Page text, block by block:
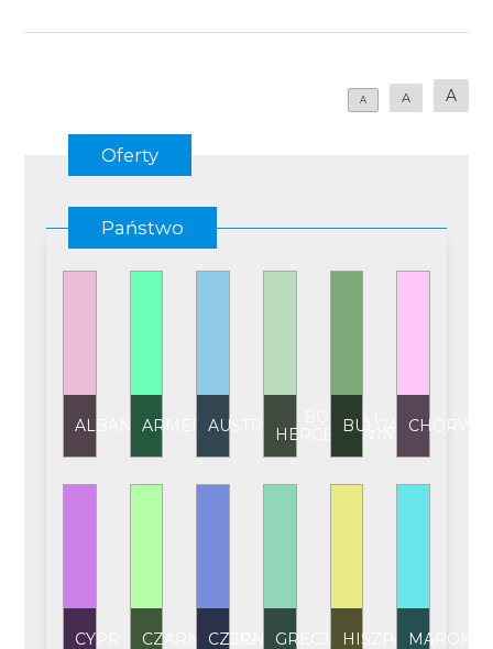
A A A
Oferty
Państwo
ALBANIAARMENIAAUSTRIA
BOŚNIA I
HERCEGOWINA
BUŁGARIA
CYPR CZARNOGÓRA
CZECHY GRECJA HISZPANIAMAROKO